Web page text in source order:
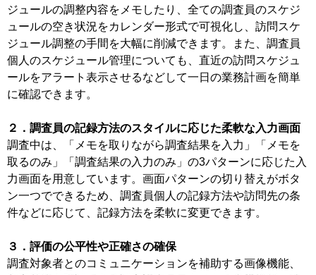
ジュールの調整内容をメモしたり、全ての調査員のスケジ
ュールの空き状況をカレンダー形式で可視化し、訪問スケ
ジュール調整の手間を大幅に削減できます。また、調査員
個人のスケジュール管理についても、直近の訪問スケジュ
ールをアラート表示させるなどして一日の業務計画を簡単
に確認できます。
２．調査員の記録方法のスタイルに応じた柔軟な入力画面
調査中は、「メモを取りながら調査結果を入力」「メモを
取るのみ」「調査結果の入力のみ」の3パターンに応じた入
力画面を用意しています。画面パターンの切り替えがボタ
ン一つでできるため、調査員個人の記録方法や訪問先の条
件などに応じて、記録方法を柔軟に変更できます。
３．評価の公平性や正確さの確保
調査対象者とのコミュニケーションを補助する画像機能、